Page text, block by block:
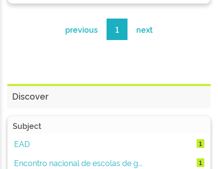
previous 1 next
Discover
Subject
EAD
1
Encontro nacional de escolas de g... 1